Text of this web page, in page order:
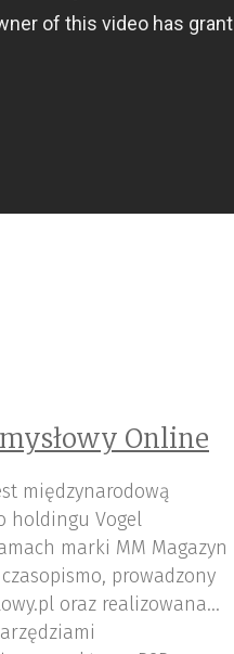
Online
międzynarodową
holdingu Vogel
marki MM Magazyn
prowadzony
oraz realizowana